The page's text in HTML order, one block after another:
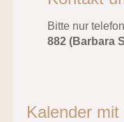
Bitte nur
882 (Barbara
Kalender mit